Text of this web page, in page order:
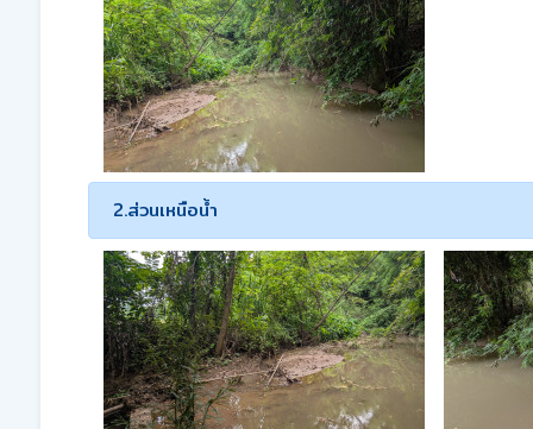
2.ส่วนเหนือน้ำ